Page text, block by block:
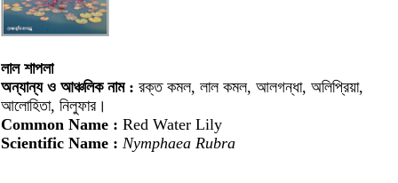
লাল শাপলা
অন্যান্য ও আঞ্চলিক নাম : রক্ত কমল, লাল কমল, আলগন্ধা, অলিপ্রিয়া,
আলোহিতা, নিলুফার।
Common Name : Red Water Lily
Scientific Name : Nymphaea Rubra